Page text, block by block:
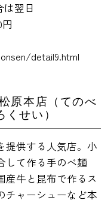
は翌日
detail9.html
原本店（てのべ
せい）
提供する人気店。小
して作る手のべ麺
産牛と昆布で作るス
チャーシューなど本